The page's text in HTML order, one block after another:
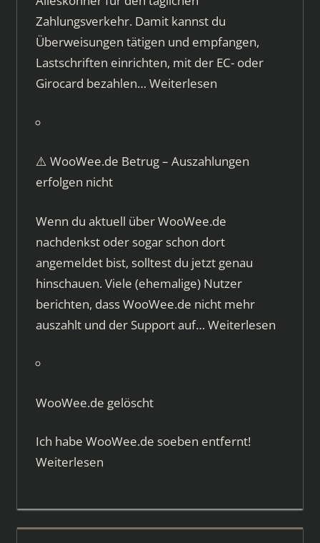
Zahlungsverkehr. Damit kannst du
Überweisungen tätigen und empfangen,
Lastschriften einrichten, mit der EC- oder
Girocard bezahlen… Weiterlesen
⚠️ WooWee.de Betrug – Auszahlungen
erfolgen nicht
Wenn du aktuell über WooWee.de
nachdenkst oder sogar schon dort
angemeldet bist, solltest du jetzt genau
hinschauen. Viele (ehemalige) Nutzer
berichten, dass WooWee.de nicht mehr
auszahlt und der Support auf… Weiterlesen
WooWee.de gelöscht
Ich habe WooWee.de soeben entfernt!
Weiterlesen